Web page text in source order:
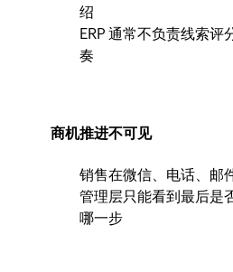
绍
ERP 通常不负责线索
奏
商机推进不可见
销售在微信、电话、邮
管理层只能看到最后是
哪一步